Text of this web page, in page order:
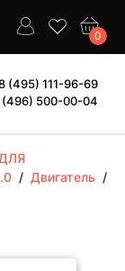
0
(495) 111-96-69
(496) 500-00-04
/ Двигатель /